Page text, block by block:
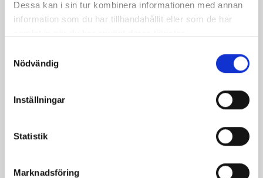
Dessa kan i sin tur kombinera informationen med annan
information som du har tillhandahållit eller som de har
Nödvändig
Inställningar
Statistik
Marknadsföring
Mjölk 3% 1 liter
Jordgubbsfil 2,7%